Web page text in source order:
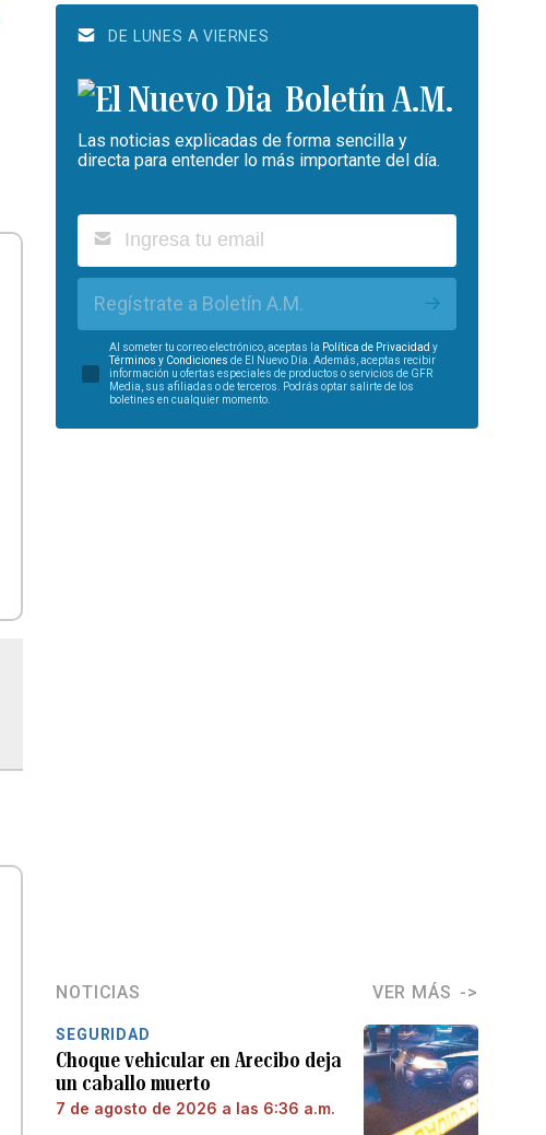
DE LUNES A VIERNES
Boletín A.M.
Las noticias explicadas de forma sencilla y
directa para entender lo más importante del día.
Regístrate a Boletín A.M.
Al someter tu correo electrónico, aceptas la Política de Privacidad y
Términos y Condiciones de El Nuevo Día. Además, aceptas recibir
información u ofertas especiales de productos o servicios de GFR
Media, sus afiliadas o de terceros. Podrás optar salirte de los
boletines en cualquier momento.
NOTICIAS VER MÁS
SEGURIDAD
Choque vehicular en Arecibo deja
un caballo muerto
7 de agosto de 2026 a las 6:36 a.m.